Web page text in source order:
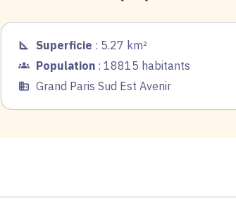
Superficie : 5.27 km²
Population : 18815 habitants
Grand Paris Sud Est Avenir